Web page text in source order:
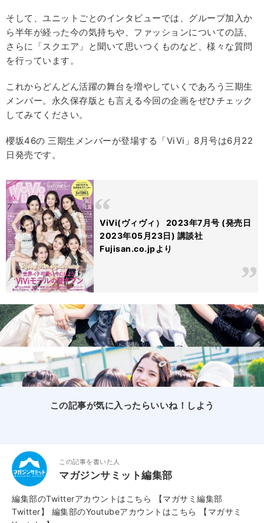
そして、ユニットごとのインタビューでは、グループ加入か
ら半年が経った今の気持ちや、ファッションについての話、
さらに「スクエア」と聞いて思いつくものなど、様々な質問
を行っています。
これからどんどん活躍の舞台を増やしていくであろう三期生
メンバー。永久保存版とも言える今回の企画をぜひチェック
してみてください。
櫻坂46の 三期生メンバーが登場する「ViVi」8月号は6月22
日発売です。
ViVi(ヴィヴィ） 2023年7月号 (発売日
2023年05月23日) 講談社
Fujisan.co.jpより
この記事が気に入ったらいいね！しよう
この記事を書いた人
マガジンサミット編集部
編集部のTwitterアカウントはこちら
【マガサミ編集部
Twitter】
編集部のYoutubeアカウントはこちら
【マガサミ